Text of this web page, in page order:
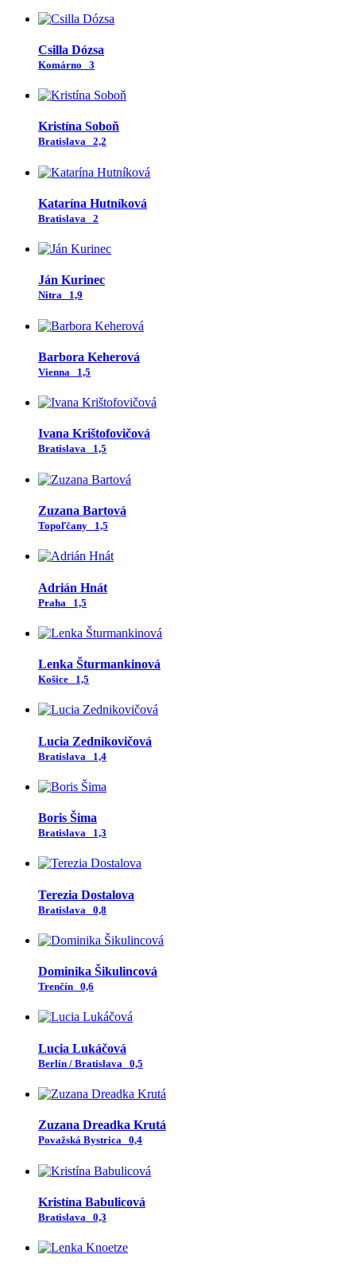
Csilla Dózsa
Komárno 3
Kristína Soboň
Bratislava 2,2
Katarína Hutníková
Bratislava 2
Ján Kurinec
Nitra 1,9
Barbora Keherová
Vienna 1,5
Ivana Krištofovičová
Bratislava 1,5
Zuzana Bartová
Topoľčany 1,5
Adrián Hnát
Praha 1,5
Lenka Šturmankinová
Košice 1,5
Lucia Zednikovičová
Bratislava 1,4
Boris Šima
Bratislava 1,3
Terezia Dostalova
Bratislava 0,8
Dominika Šikulincová
Trenčín 0,6
Lucia Lukáčová
Berlín / Bratislava 0,5
Zuzana Dreadka Krutá
Považská Bystrica 0,4
Kristína Babulicová
Bratislava 0,3